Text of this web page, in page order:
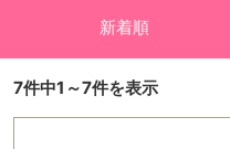
新着順
7件中1～7件を表示